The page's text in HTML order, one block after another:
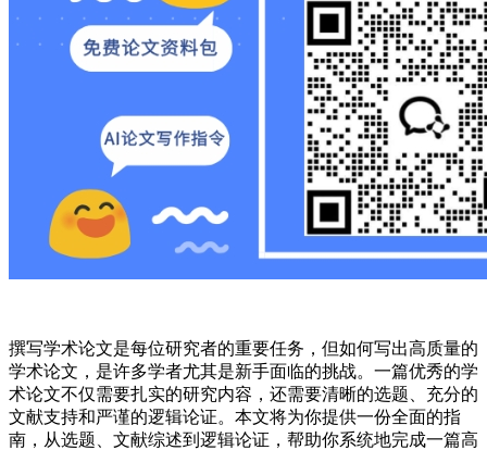
撰写学术论文是每位研究者的重要任务，但如何写出高质量的
学术论文，是许多学者尤其是新手面临的挑战。一篇优秀的学
术论文不仅需要扎实的研究内容，还需要清晰的选题、充分的
文献支持和严谨的逻辑论证。本文将为你提供一份全面的指
南，从选题、文献综述到逻辑论证，帮助你系统地完成一篇高